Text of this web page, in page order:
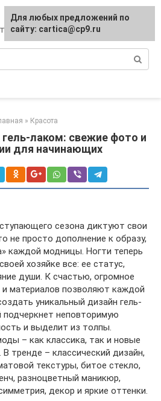
и приготовление
» Красота
гель-лаком: свежие фото и
для начинающих
сезона диктуют свои
не просто дополнение к образу,
каждой модницы. Ногти теперь
хозяйке все: ее статус,
души. К счастью, огромное
материалов позволяют каждой
уникальный дизайн гель-
неповторимую
и выделит из толпы.
– как классика, так и новые
В тренде – классический дизайн,
текстуры, битое стекло,
разноцветный маникюр,
декор и яркие оттенки.
Для любых предложений по
сайту: cartica@cp9.ru